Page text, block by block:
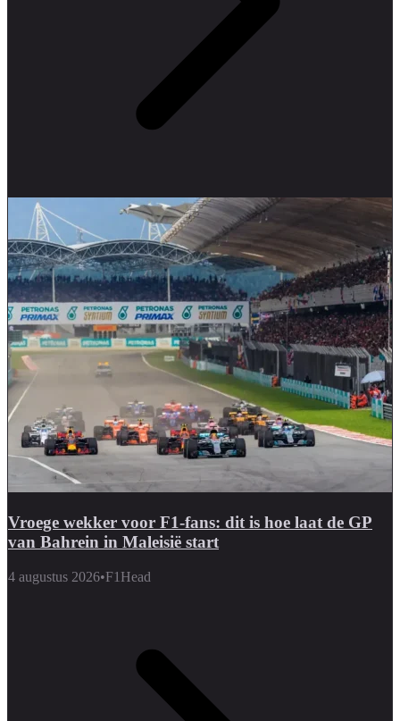
Vroege wekker voor F1-fans: dit is hoe laat de GP
van Bahrein in Maleisië start
4 augustus 2026•F1Head